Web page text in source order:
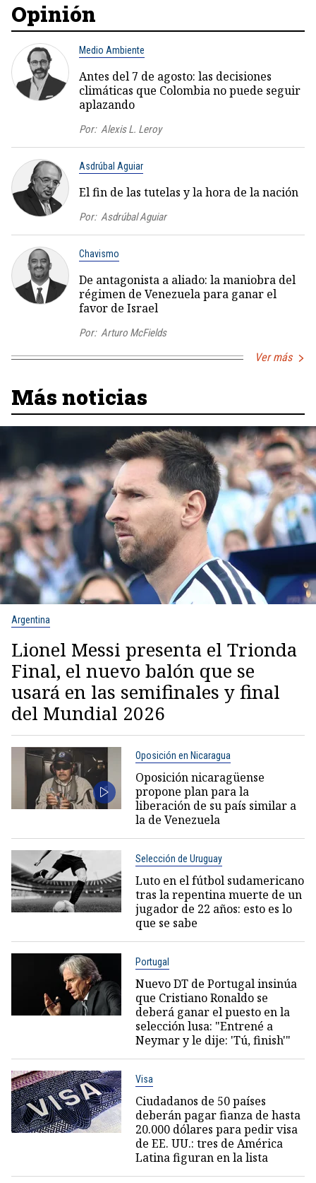
Opinión
Medio Ambiente
Antes del 7 de agosto: las decisiones
climáticas que Colombia no puede seguir
aplazando
Por: Alexis L. Leroy
Asdrúbal Aguiar
El fin de las tutelas y la hora de la nación
Por: Asdrúbal Aguiar
Chavismo
De antagonista a aliado: la maniobra del
régimen de Venezuela para ganar el
favor de Israel
Por: Arturo McFields
Ver más
Más noticias
Argentina
Lionel Messi presenta el Trionda
Final, el nuevo balón que se
usará en las semifinales y final
del Mundial 2026
Oposición en Nicaragua
Oposición nicaragüense
propone plan para la
liberación de su país similar a
la de Venezuela
Selección de Uruguay
Luto en el fútbol sudamericano
tras la repentina muerte de un
jugador de 22 años: esto es lo
que se sabe
Portugal
Nuevo DT de Portugal insinúa
que Cristiano Ronaldo se
deberá ganar el puesto en la
selección lusa: "Entrené a
Neymar y le dije: 'Tú, finish'"
Visa
Ciudadanos de 50 países
deberán pagar fianza de hasta
20.000 dólares para pedir visa
de EE. UU.: tres de América
Latina figuran en la lista